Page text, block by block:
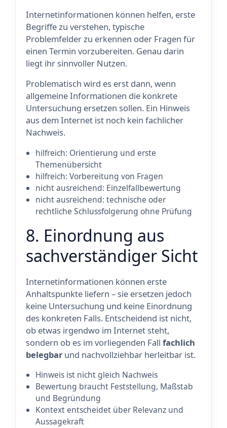
Internetinformationen können helfen, erste
Begriffe zu verstehen, typische
Problemfelder zu erkennen oder Fragen für
einen Termin vorzubereiten. Genau darin
liegt ihr sinnvoller Nutzen.
Problematisch wird es erst dann, wenn
allgemeine Informationen die konkrete
Untersuchung ersetzen sollen. Ein Hinweis
aus dem Internet ist noch kein fachlicher
Nachweis.
hilfreich: Orientierung und erste
Themenübersicht
hilfreich: Vorbereitung von Fragen
nicht ausreichend: Einzelfallbewertung
nicht ausreichend: technische oder
rechtliche Schlussfolgerung ohne Prüfung
8. Einordnung aus
sachverständiger Sicht
Internetinformationen können erste
Anhaltspunkte liefern – sie ersetzen jedoch
keine Untersuchung und keine Einordnung
des konkreten Falls. Entscheidend ist nicht,
ob etwas irgendwo im Internet steht,
sondern ob es im vorliegenden Fall fachlich
belegbar und nachvollziehbar herleitbar ist.
Hinweis ist nicht gleich Nachweis
Bewertung braucht Feststellung, Maßstab
und Begründung
Kontext entscheidet über Relevanz und
Aussagekraft